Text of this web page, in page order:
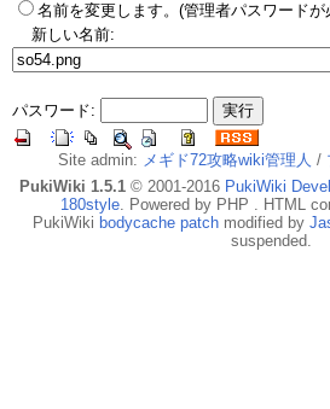
名前を変更します。(管理者パスワードが
新しい名前:
パスワード:
Site admin: メギド72攻略wiki管理人 /
PukiWiki 1.5.1© 2001-2016 PukiWiki
180style. Powered by PHP . HTML
PukiWiki bodycache patchmodified by
suspended.